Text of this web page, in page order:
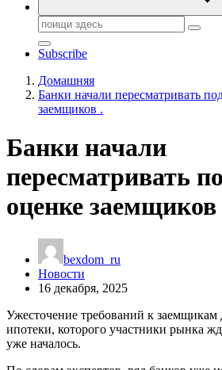
Поиск:
Subscribe
Домашняя
Банки начали пересматривать
заемщиков .
Банки начали
пересматривать
оценке заемщиков
bexdom_ru
Новости
16 декабря, 2025
Ужесточение требований к заемщикам
ипотеки, которого участники рынка
уже началось.